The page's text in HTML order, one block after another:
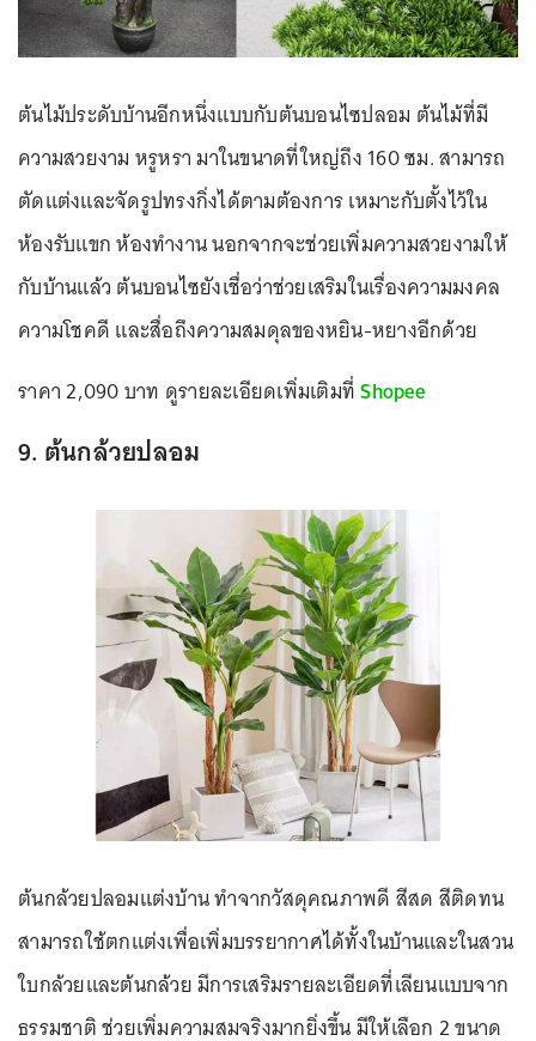
ต้นไม้ประดับบ้านอีกหนึ่งแบบกับต้นบอนไซปลอม ต้นไม้ที่มี
ความสวยงาม หรูหรา มาในขนาดที่ใหญ่ถึง 160 ซม. สามารถ
ตัดแต่งและจัดรูปทรงกิ่งได้ตามต้องการ เหมาะกับตั้งไว้ใน
ห้องรับแขก ห้องทำงาน นอกจากจะช่วยเพิ่มความสวยงามให้
กับบ้านแล้ว ต้นบอนไซยังเชื่อว่าช่วยเสริมในเรื่องความมงคล
ความโชคดี และสื่อถึงความสมดุลของหยิน-หยางอีกด้วย
ราคา 2,090 บาท ดูรายละเอียดเพิ่มเติมที่Shopee
9. ต้นกล้วยปลอม
ต้นกล้วยปลอมแต่งบ้าน ทำจากวัสดุคณภาพดี สีสด สีติดทน
สามารถใช้ตกแต่งเพื่อเพิ่มบรรยากาศได้ทั้งในบ้านและในสวน
ใบกล้วยและต้นกล้วย มีการเสริมรายละเอียดที่เลียนแบบจาก
ธรรมชาติ ช่วยเพิ่มความสมจริงมากยิ่งขึ้น มีให้เลือก 2 ขนาด